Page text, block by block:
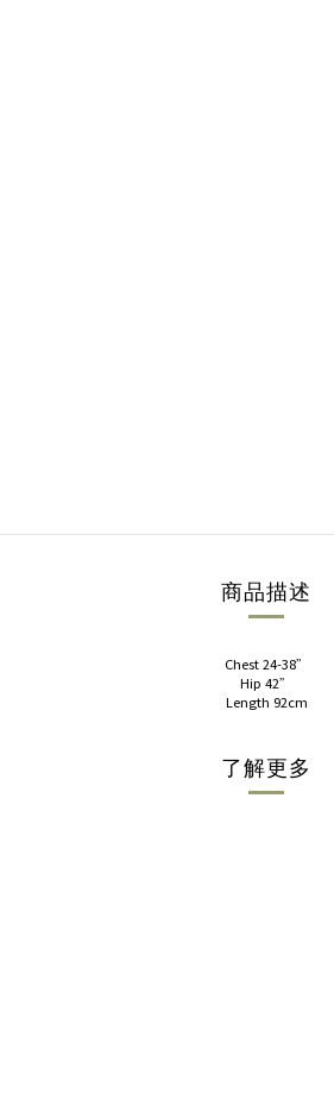
商品描述
Chest 24-38”
Hip 42”
Length 92cm
了解更多